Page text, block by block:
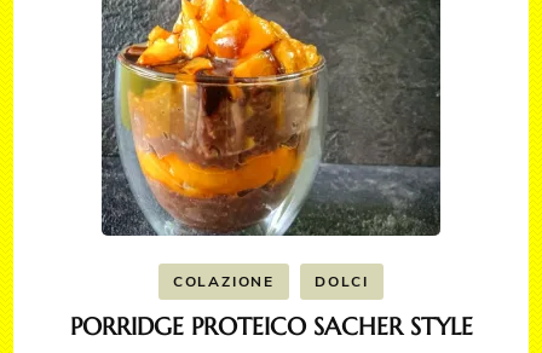
COLAZIONE DOLCI
PORRIDGE PROTEICO SACHER STYLE